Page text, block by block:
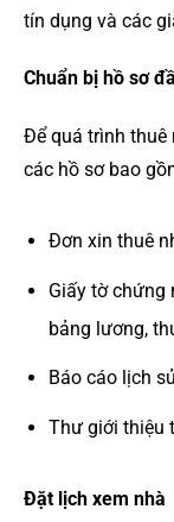
tín dụng và các
Chuẩn bị hồ sơ
Để quá trình thuê
các hồ sơ bao
Đơn xin thuê
Giấy tờ chứng
bảng lương,
Báo cáo lịch
Thư giới thiệu
Đặt lịch xem nhà